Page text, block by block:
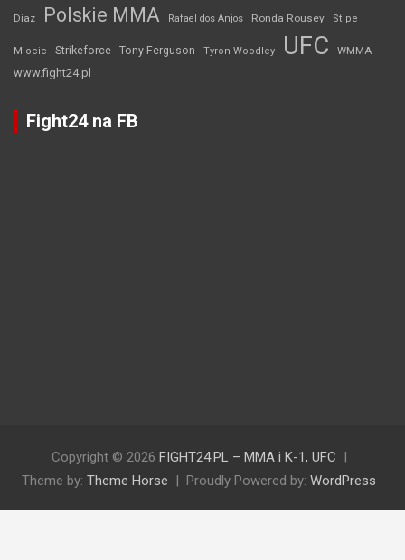
Diaz Polskie MMA Rafael dos Anjos Ronda Rousey Stipe
Miocic Strikeforce Tony Ferguson Tyron Woodley UFC WMMA
www.fight24.pl
Fight24 na FB
Copyright © 2026 FIGHT24.PL – MMA i K-1, UFC
Theme by: Theme Horse Proudly Powered by: WordPress